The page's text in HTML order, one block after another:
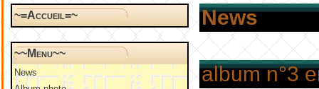
~=Accueil=~
~~Menu~~
News
News
album n°3